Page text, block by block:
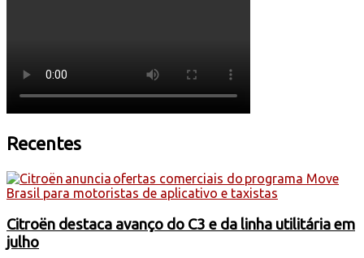
Recentes
Citroën destaca avanço do C3 e da linha utilitária em
julho